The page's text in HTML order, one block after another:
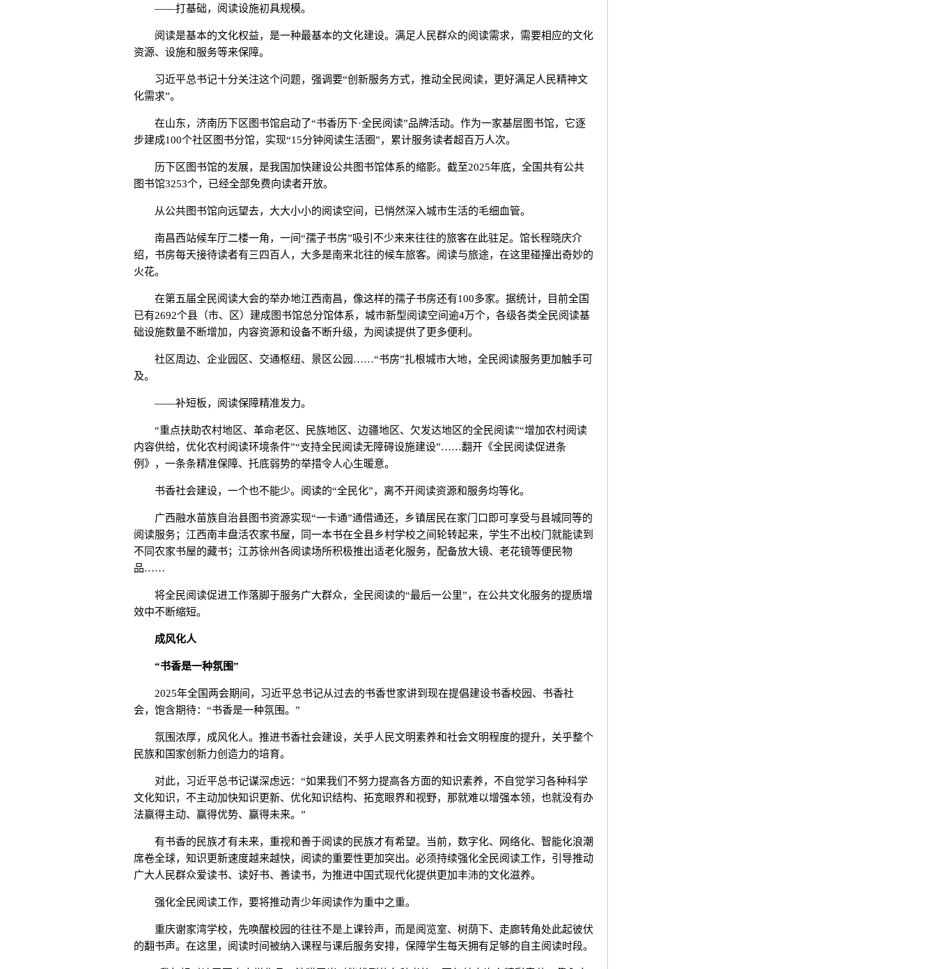
——打基础，阅读设施初具规模。
阅读是基本的文化权益，是一种最基本的文化建设。满足人民群众的阅读需求，需要相应的文化
资源、设施和服务等来保障。
习近平总书记十分关注这个问题，强调要“创新服务方式，推动全民阅读，更好满足人民精神文
化需求”。
在山东，济南历下区图书馆启动了“书香历下·全民阅读”品牌活动。作为一家基层图书馆，它逐
步建成100个社区图书分馆，实现“15分钟阅读生活圈”，累计服务读者超百万人次。
历下区图书馆的发展，是我国加快建设公共图书馆体系的缩影。截至2025年底，全国共有公共
图书馆3253个，已经全部免费向读者开放。
从公共图书馆向远望去，大大小小的阅读空间，已悄然深入城市生活的毛细血管。
南昌西站候车厅二楼一角，一间“孺子书房”吸引不少来来往往的旅客在此驻足。馆长程晓庆介
绍，书房每天接待读者有三四百人，大多是南来北往的候车旅客。阅读与旅途，在这里碰撞出奇妙的
火花。
在第五届全民阅读大会的举办地江西南昌，像这样的孺子书房还有100多家。据统计，目前全国
已有2692个县（市、区）建成图书馆总分馆体系，城市新型阅读空间逾4万个，各级各类全民阅读基
础设施数量不断增加，内容资源和设备不断升级，为阅读提供了更多便利。
社区周边、企业园区、交通枢纽、景区公园……“书房”扎根城市大地，全民阅读服务更加触手可
及。
——补短板，阅读保障精准发力。
“重点扶助农村地区、革命老区、民族地区、边疆地区、欠发达地区的全民阅读”“增加农村阅读
内容供给，优化农村阅读环境条件”“支持全民阅读无障碍设施建设”……翻开《全民阅读促进条
例》，一条条精准保障、托底弱势的举措令人心生暖意。
书香社会建设，一个也不能少。阅读的“全民化”，离不开阅读资源和服务均等化。
广西融水苗族自治县图书资源实现“一卡通”通借通还，乡镇居民在家门口即可享受与县城同等的
阅读服务；江西南丰盘活农家书屋，同一本书在全县乡村学校之间轮转起来，学生不出校门就能读到
不同农家书屋的藏书；江苏徐州各阅读场所积极推出适老化服务，配备放大镜、老花镜等便民物
品……
将全民阅读促进工作落脚于服务广大群众，全民阅读的“最后一公里”，在公共文化服务的提质增
效中不断缩短。
成风化人
“书香是一种氛围”
2025年全国两会期间，习近平总书记从过去的书香世家讲到现在提倡建设书香校园、书香社
会，饱含期待：“书香是一种氛围。”
氛围浓厚，成风化人。推进书香社会建设，关乎人民文明素养和社会文明程度的提升，关乎整个
民族和国家创新力创造力的培育。
对此，习近平总书记谋深虑远：“如果我们不努力提高各方面的知识素养，不自觉学习各种科学
文化知识，不主动加快知识更新、优化知识结构、拓宽眼界和视野，那就难以增强本领，也就没有办
法赢得主动、赢得优势、赢得未来。”
有书香的民族才有未来，重视和善于阅读的民族才有希望。当前，数字化、网络化、智能化浪潮
席卷全球，知识更新速度越来越快，阅读的重要性更加突出。必须持续强化全民阅读工作，引导推动
广大人民群众爱读书、读好书、善读书，为推进中国式现代化提供更加丰沛的文化滋养。
强化全民阅读工作，要将推动青少年阅读作为重中之重。
重庆谢家湾学校，先唤醒校园的往往不是上课铃声，而是阅览室、树荫下、走廊转角处此起彼伏
的翻书声。在这里，阅读时间被纳入课程与课后服务安排，保障学生每天拥有足够的自主阅读时段。